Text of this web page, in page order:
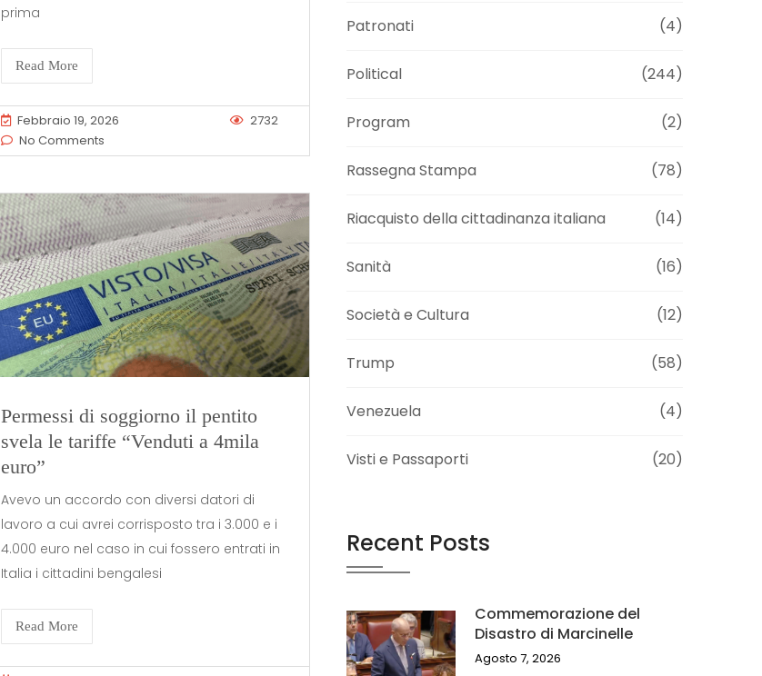
prima
Read More
Febbraio 19, 2026
2732
No Comments
Permessi di soggiorno il pentito
svela le tariffe “Venduti a 4mila
euro”
Avevo un accordo con diversi datori di
lavoro a cui avrei corrisposto tra i 3.000 e i
4.000 euro nel caso in cui fossero entrati in
Italia i cittadini bengalesi
Read More
Patronati (4)
Political (244)
Program (2)
Rassegna Stampa (78)
Riacquisto della cittadinanza italiana (14)
Sanità (16)
Società e Cultura (12)
Trump (58)
Venezuela (4)
Visti e Passaporti (20)
Recent Posts
Commemorazione del
Disastro di Marcinelle
Agosto 7, 2026